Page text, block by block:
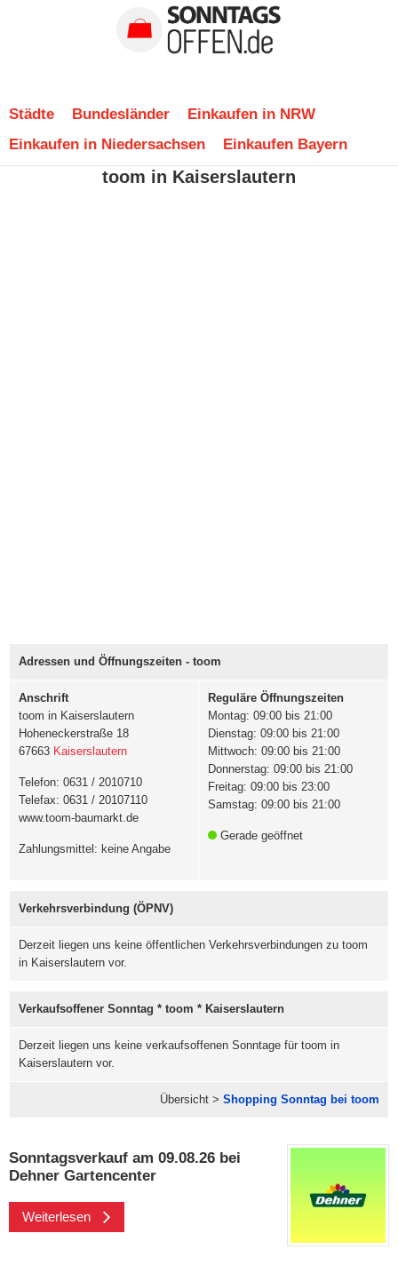
Städte Bundesländer
Einkaufen in NRW
Einkaufen in Niedersachsen
Einkaufen Bayern
toom in Kaiserslautern
Adressen und Öffnungszeiten - toom
Anschrift
toom in Kaiserslautern
Hoheneckerstraße 18
67663 Kaiserslautern
Telefon: 0631 / 2010710
Telefax: 0631 / 20107110
www.toom-baumarkt.de
Zahlungsmittel: keine Angabe
Reguläre Öffnungszeiten
Montag: 09:00 bis 21:00
Dienstag: 09:00 bis 21:00
Mittwoch: 09:00 bis 21:00
Donnerstag: 09:00 bis 21:00
Freitag: 09:00 bis 23:00
Samstag: 09:00 bis 21:00
Gerade geöffnet
Verkehrsverbindung (ÖPNV)
Derzeit liegen uns keine öffentlichen Verkehrsverbindungen zu toom
in Kaiserslautern vor.
Verkaufsoffener Sonntag * toom * Kaiserslautern
Derzeit liegen uns keine verkaufsoffenen Sonntage für toom in
Kaiserslautern vor.
Übersicht > Shopping Sonntag bei toom
Sonntagsverkauf am 09.08.26 bei
Dehner Gartencenter
Weiterlesen